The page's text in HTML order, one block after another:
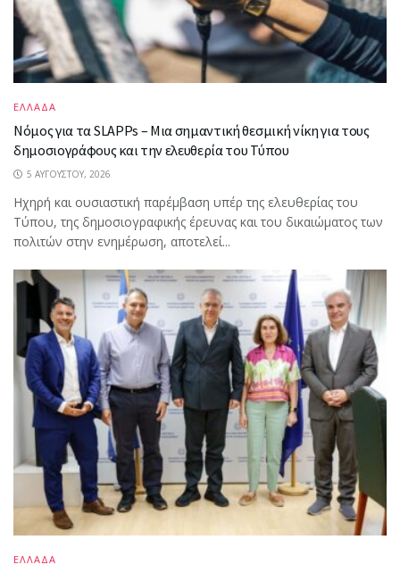
ΕΛΛΑΔΑ
Νόμος για τα SLAPPs – Μια σημαντική θεσμική νίκη για τους
δημοσιογράφους και την ελευθερία του Τύπου
5 ΑΥΓΟΎΣΤΟΥ, 2026
Ηχηρή και ουσιαστική παρέμβαση υπέρ της ελευθερίας του
Τύπου, της δημοσιογραφικής έρευνας και του δικαιώματος των
πολιτών στην ενημέρωση, αποτελεί...
ΕΛΛΑΔΑ